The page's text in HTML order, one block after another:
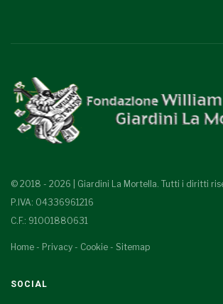
© 2018 - 2026 | Giardini La Mortella. Tutti i diritti
P.IVA: 04336961216
C.F.: 91001880631
Home - Privacy - Cookie - Sitemap
SOCIAL